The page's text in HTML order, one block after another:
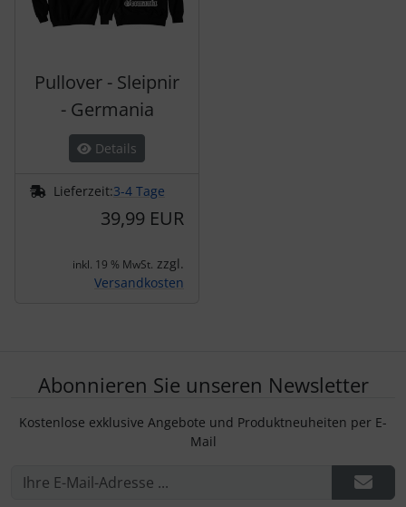
Pullover - Sleipnir
- Germania
Details
Lieferzeit:3-4 Tage
39,99 EUR
inkl. 19 % MwSt. zzgl.
Versandkosten
Abonnieren Sie unseren Newsletter
Kostenlose exklusive Angebote und Produktneuheiten per E-
Mail